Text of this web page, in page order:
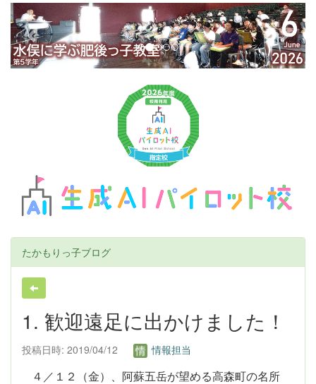
p
r
e
v
n
e
x
t
たかもりっ子ブログ
1. 歓迎遠足に出かけました！
投稿日時: 2019/04/12 情報担当
４ ／１２（金）、阿蘇五岳が望める高森町の名所